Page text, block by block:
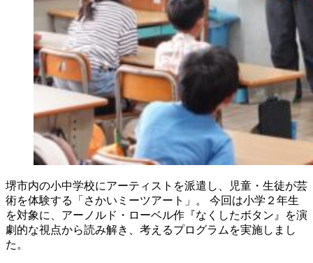
堺市内の小中学校にアーティストを派遣し、児童・生徒が芸
術を体験する「さかいミーツアート」。 今回は小学２年生
を対象に、アーノルド・ローベル作『なくしたボタン』を演
劇的な視点から読み解き、考えるプログラムを実施しまし
た。